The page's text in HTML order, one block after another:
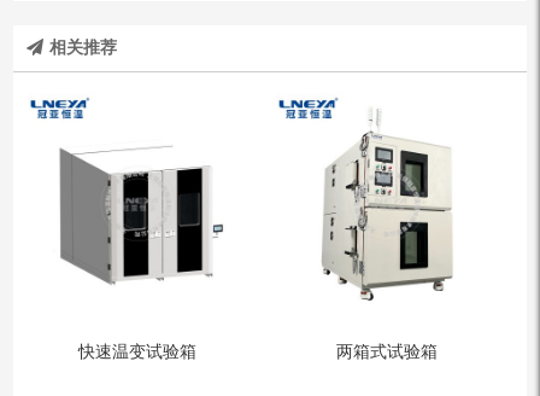
相关推荐
快速温变试验箱 两箱式试验箱